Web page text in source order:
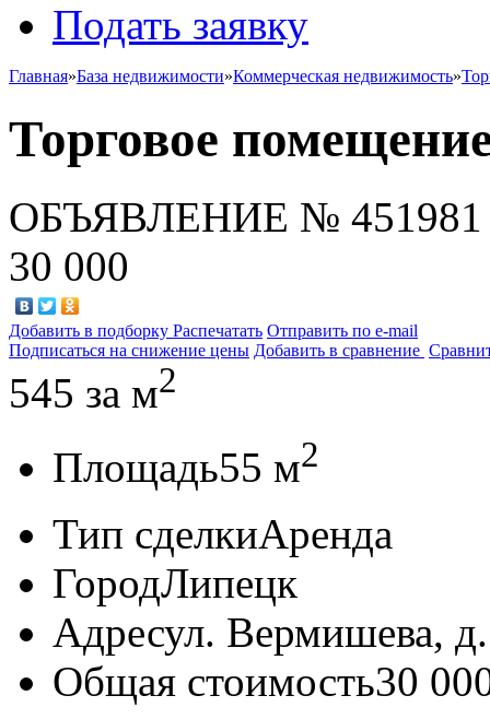
Подать заявку
Главная»База недвижимости»Коммерческая недвижимость»
Торговое
ОБЪЯВЛЕНИЕ № 451981
30 000
Добавить в подборку Распечатать Отправить по e-mail
Подписаться на снижение цены Добавить в сравнение
545 за м2
Площадь55 м2
Тип сделкиАренда
ГородЛипецк
Адресул. Вермишева,
Общая стоимость30